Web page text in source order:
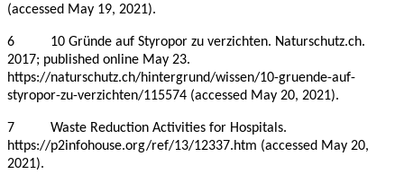
(accessed May 19, 2021).
6 10 Gründe auf Styropor zu verzichten. Naturschutz.ch.
2017; published online May 23.
https://naturschutz.ch/hintergrund/wissen/10-gruende-auf-
styropor-zu-verzichten/115574 (accessed May 20, 2021).
7 Waste Reduction Activities for Hospitals.
https://p2infohouse.org/ref/13/12337.htm (accessed May 20,
2021).